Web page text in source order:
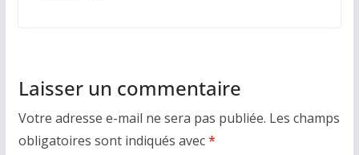
Laisser un commentaire
Votre adresse e-mail ne sera pas publiée. Les champs
obligatoires sont indiqués avec*